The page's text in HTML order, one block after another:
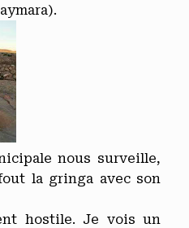
nous surveille,
la gringa avec son
hostile. Je vois un